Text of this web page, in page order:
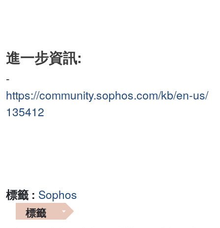
進一步資訊:
-
https://community.sophos.com/kb/en-us/
135412
標籤 : Sophos
標籤